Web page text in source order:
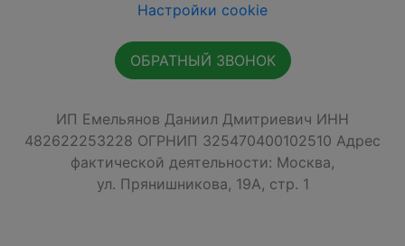
Настройки cookie
ОБРАТНЫЙ ЗВОНОК
ИП Емельянов Даниил Дмитриевич ИНН
482622253228 ОГРНИП 325470400102510 Адрес
фактической деятельности: Москва,
ул. Прянишникова, 19А, стр. 1